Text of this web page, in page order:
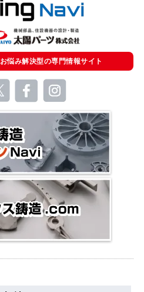
お悩み解決型の専門情報サイト